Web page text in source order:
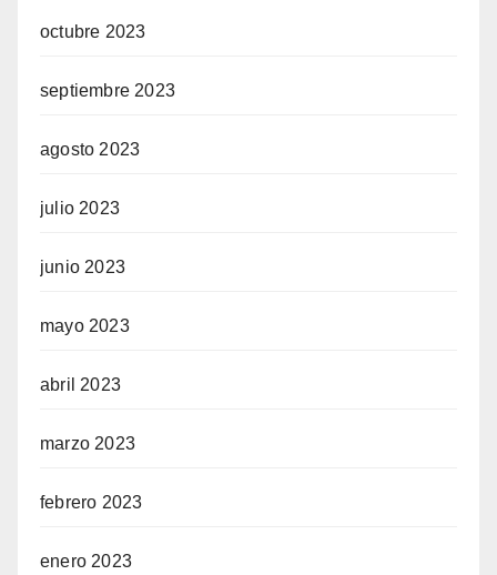
octubre 2023
septiembre 2023
agosto 2023
julio 2023
junio 2023
mayo 2023
abril 2023
marzo 2023
febrero 2023
enero 2023